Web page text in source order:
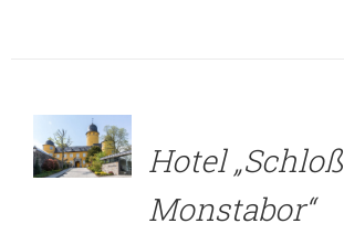
Hotel „Schloß
Monstabor“